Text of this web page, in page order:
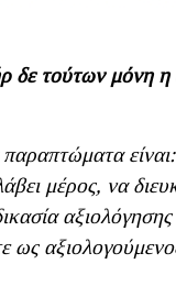
δε τούτων μόνη η
είναι:
μέρος, να
αξιολόγησης
ως